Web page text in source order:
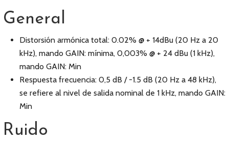
General
Distorsión armónica total: 0.02% @ + 14dBu (20 Hz a 20
kHz), mando GAIN: mínima, 0,003% @ + 24 dBu (1 kHz),
mando GAIN: Min
Respuesta frecuencia: 0,5 dB / -1.5 dB (20 Hz a 48 kHz),
se refiere al nivel de salida nominal de 1 kHz, mando GAIN:
Min
Ruido